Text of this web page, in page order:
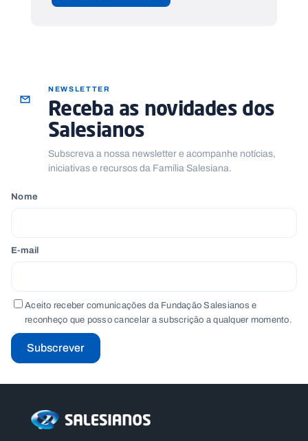
NEWSLETTER
Receba as novidades dos
Salesianos
Subscreva a nossa newsletter e acompanhe notícias,
iniciativas e recursos da Família Salesiana.
Nome
E-mail
Aceito receber comunicações da Fundação Salesianos e
reconheço que posso cancelar a subscrição a qualquer momento.
Subscrever